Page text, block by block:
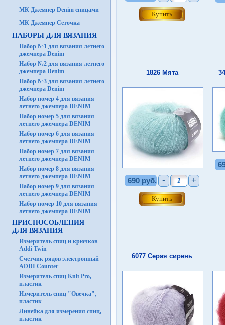
МК Джемпер Denim спицами
МК Джемпер Сеточка
НАБОРЫ ДЛЯ ВЯЗАНИЯ
Набор №1 для вязания летнего
джемпера Denim
Набор №2 для вязания летнего
джемпера Denim
Набор №3 для вязания летнего
джемпера Denim
Набор номер 4 для вязания
летнего джемпера DENIM
Набор номер 5 для вязания
летнего джемпера DENIM
Набор номер 6 для вязания
летнего джемпера DENIM
Набор номер 7 для вязания
летнего джемпера DENIM
Набор номер 8 для вязания
летнего джемпера DENIM
Набор номер 9 для вязания
летнего джемпера DENIM
Набор номер 10 для вязания
летнего джемпера DENIM
ПРИСПОСОБЛЕНИЯ
ДЛЯ ВЯЗАНИЯ
Измеритель спиц и крючков
Addi Twin
Счетчик рядов электронный
ADDI Counter
Измеритель спиц Knit Pro,
пластик
Измеритель спиц "Овечка",
пластик
Линейка для измерения спиц,
пластик
1826 Мята
690 руб. - +
6077 Серая сирень